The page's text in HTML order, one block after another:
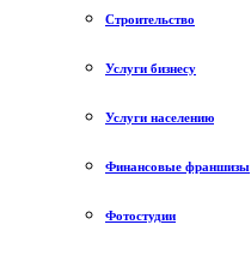
Строительство
Услуги бизнесу
Услуги населению
Финансовые франшизы
Фотостудии